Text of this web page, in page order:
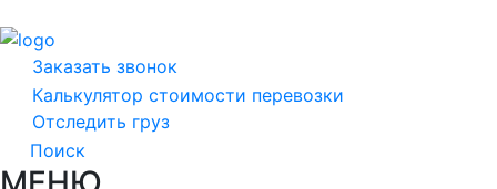
Заказать звонок
Калькулятор стоимости перевозки
Отследить груз
Поиск